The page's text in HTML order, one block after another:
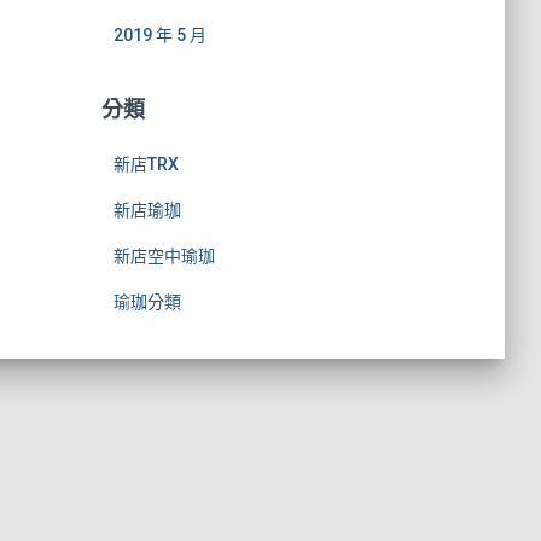
2019 年 5 月
分類
新店TRX
新店瑜珈
新店空中瑜珈
瑜珈分類